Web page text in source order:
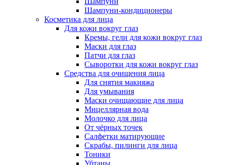
Шампуни-кондиционеры
Косметика для лица
Для кожи вокруг глаз
Кремы, гели для кожи вокруг глаз
Маски для глаз
Патчи для глаз
Сыворотки для кожи вокруг глаз
Средства для очищения лица
Для снятия макияжа
Для умывания
Маски очищающие для лица
Мицеллярная вода
Молочко для лица
От чёрных точек
Салфетки матирующие
Скрабы, пилинги для лица
Тоники
Убтаны